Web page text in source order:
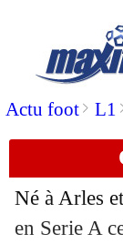
Actu foot> L1
Né à Arles
en Serie A
Le
05/02
05/02 Lyon
05/02